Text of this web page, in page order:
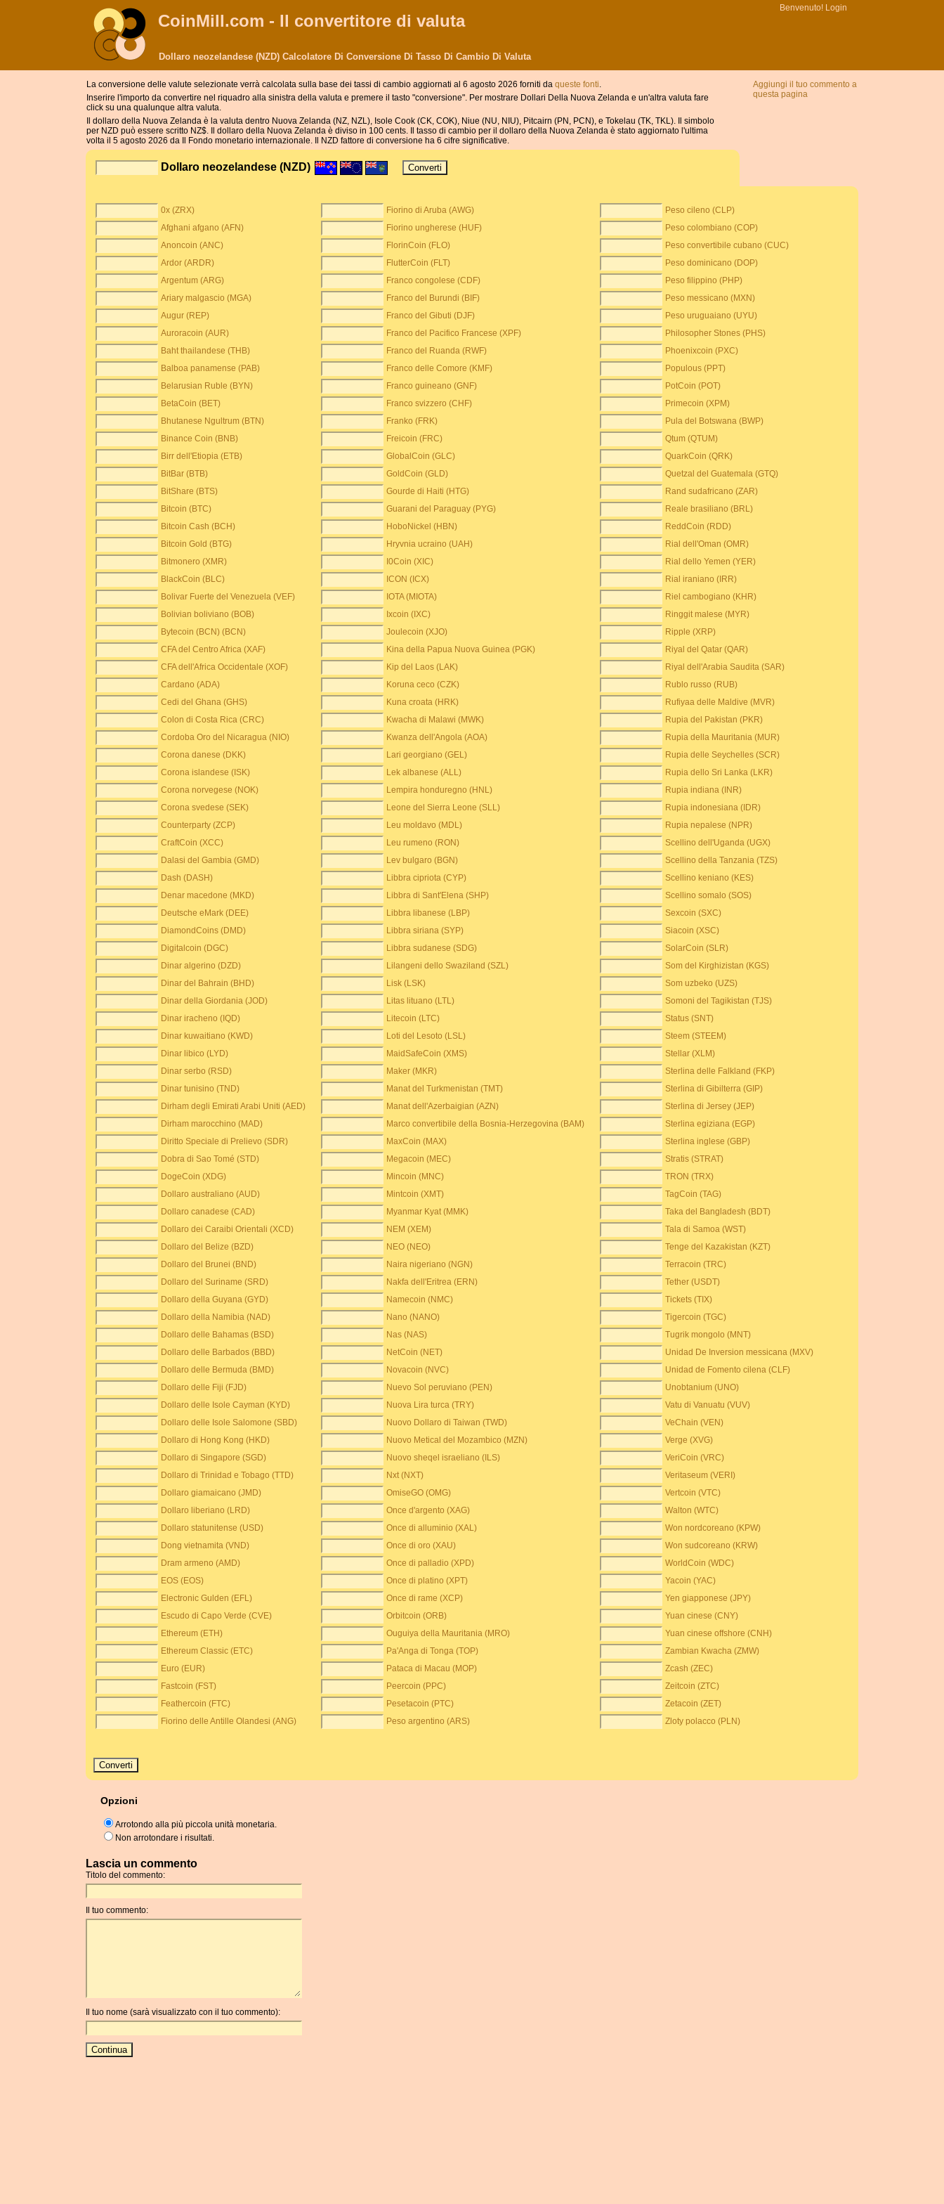
CoinMill.com - Il convertitore di valuta
Benvenuto! Login
Dollaro neozelandese (NZD) Calcolatore Di Conversione Di Tasso Di Cambio Di Valuta
La conversione delle valute selezionate verrà calcolata sulla base dei tassi di cambio aggiornati al 6 agosto 2026 forniti da queste fonti.
Inserire l'importo da convertire nel riquadro alla sinistra della valuta e premere il tasto "conversione". Per mostrare Dollari Della Nuova Zelanda e un'altra valuta fare
click su una qualunque altra valuta.
Il dollaro della Nuova Zelanda è la valuta dentro Nuova Zelanda (NZ, NZL), Isole Cook (CK, COK), Niue (NU, NIU), Pitcairn (PN, PCN), e Tokelau (TK, TKL). Il simbolo
per NZD può essere scritto NZ$. Il dollaro della Nuova Zelanda è diviso in 100 cents. Il tasso di cambio per il dollaro della Nuova Zelanda è stato aggiornato l'ultima
volta il 5 agosto 2026 da Il Fondo monetario internazionale. Il NZD fattore di conversione ha 6 cifre significative.
Aggiungi il tuo commento a
questa pagina
Dollaro neozelandese (NZD)
0x (ZRX) Fiorino di Aruba (AWG)
Peso cileno (CLP)
Afghani afgano (AFN)
Fiorino ungherese (HUF)
Peso colombiano (COP)
Anoncoin (ANC)
FlorinCoin (FLO)
Peso convertibile cubano (CUC)
Ardor (ARDR)
FlutterCoin (FLT)
Peso dominicano (DOP)
Argentum (ARG)
Franco congolese (CDF)
Peso filippino (PHP)
Ariary malgascio (MGA)
Franco del Burundi (BIF)
Peso messicano (MXN)
Augur (REP)
Franco del Gibuti (DJF)
Peso uruguaiano (UYU)
Auroracoin (AUR)
Franco del Pacifico Francese (XPF)
Philosopher Stones (PHS)
Baht thailandese (THB)
Franco del Ruanda (RWF)
Phoenixcoin (PXC)
Balboa panamense (PAB)
Franco delle Comore (KMF)
Populous (PPT)
Belarusian Ruble (BYN)
Franco guineano (GNF)
PotCoin (POT)
BetaCoin (BET)
Franco svizzero (CHF)
Primecoin (XPM)
Bhutanese Ngultrum (BTN)
Franko (FRK)
Pula del Botswana (BWP)
Binance Coin (BNB)
Freicoin (FRC)
Qtum (QTUM)
Birr dell'Etiopia (ETB)
GlobalCoin (GLC)
QuarkCoin (QRK)
BitBar (BTB)
GoldCoin (GLD)
Quetzal del Guatemala (GTQ)
BitShare (BTS)
Gourde di Haiti (HTG)
Rand sudafricano (ZAR)
Bitcoin (BTC)
Guarani del Paraguay (PYG)
Reale brasiliano (BRL)
Bitcoin Cash (BCH)
HoboNickel (HBN)
ReddCoin (RDD)
Bitcoin Gold (BTG)
Hryvnia ucraino (UAH)
Rial dell'Oman (OMR)
Bitmonero (XMR)
I0Coin (XIC)
Rial dello Yemen (YER)
BlackCoin (BLC)
ICON (ICX)
Rial iraniano (IRR)
Bolivar Fuerte del Venezuela (VEF)
IOTA (MIOTA)
Riel cambogiano (KHR)
Bolivian boliviano (BOB)
Ixcoin (IXC)
Ringgit malese (MYR)
Bytecoin (BCN) (BCN)
Joulecoin (XJO)
Ripple (XRP)
CFA del Centro Africa (XAF)
Kina della Papua Nuova Guinea (PGK)
Riyal del Qatar (QAR)
CFA dell'Africa Occidentale (XOF)
Kip del Laos (LAK)
Riyal dell'Arabia Saudita (SAR)
Cardano (ADA)
Koruna ceco (CZK)
Rublo russo (RUB)
Cedi del Ghana (GHS)
Kuna croata (HRK)
Rufiyaa delle Maldive (MVR)
Colon di Costa Rica (CRC)
Kwacha di Malawi (MWK)
Rupia del Pakistan (PKR)
Cordoba Oro del Nicaragua (NIO)
Kwanza dell'Angola (AOA)
Rupia della Mauritania (MUR)
Corona danese (DKK)
Lari georgiano (GEL)
Rupia delle Seychelles (SCR)
Corona islandese (ISK)
Lek albanese (ALL)
Rupia dello Sri Lanka (LKR)
Corona norvegese (NOK)
Lempira honduregno (HNL)
Rupia indiana (INR)
Corona svedese (SEK)
Leone del Sierra Leone (SLL)
Rupia indonesiana (IDR)
Counterparty (ZCP)
Leu moldavo (MDL)
Rupia nepalese (NPR)
CraftCoin (XCC)
Leu rumeno (RON)
Scellino dell'Uganda (UGX)
Dalasi del Gambia (GMD)
Lev bulgaro (BGN)
Scellino della Tanzania (TZS)
Dash (DASH)
Libbra cipriota (CYP)
Scellino keniano (KES)
Denar macedone (MKD)
Libbra di Sant'Elena (SHP)
Scellino somalo (SOS)
Deutsche eMark (DEE)
Libbra libanese (LBP)
Sexcoin (SXC)
DiamondCoins (DMD)
Libbra siriana (SYP)
Siacoin (XSC)
Digitalcoin (DGC)
Libbra sudanese (SDG)
SolarCoin (SLR)
Dinar algerino (DZD)
Lilangeni dello Swaziland (SZL)
Som del Kirghizistan (KGS)
Dinar del Bahrain (BHD)
Lisk (LSK)
Som uzbeko (UZS)
Dinar della Giordania (JOD)
Litas lituano (LTL)
Somoni del Tagikistan (TJS)
Dinar iracheno (IQD)
Litecoin (LTC)
Status (SNT)
Dinar kuwaitiano (KWD)
Loti del Lesoto (LSL)
Steem (STEEM)
Dinar libico (LYD)
MaidSafeCoin (XMS)
Stellar (XLM)
Dinar serbo (RSD)
Maker (MKR)
Sterlina delle Falkland (FKP)
Dinar tunisino (TND)
Manat del Turkmenistan (TMT)
Sterlina di Gibilterra (GIP)
Dirham degli Emirati Arabi Uniti (AED)
Manat dell'Azerbaigian (AZN)
Sterlina di Jersey (JEP)
Dirham marocchino (MAD)
Marco convertibile della Bosnia-Herzegovina (BAM)
Sterlina egiziana (EGP)
Diritto Speciale di Prelievo (SDR)
MaxCoin (MAX)
Sterlina inglese (GBP)
Dobra di Sao Tomé (STD)
Megacoin (MEC)
Stratis (STRAT)
DogeCoin (XDG)
Mincoin (MNC)
TRON (TRX)
Dollaro australiano (AUD)
Mintcoin (XMT)
TagCoin (TAG)
Dollaro canadese (CAD)
Myanmar Kyat (MMK)
Taka del Bangladesh (BDT)
Dollaro dei Caraibi Orientali (XCD)
NEM (XEM)
Tala di Samoa (WST)
Dollaro del Belize (BZD)
NEO (NEO)
Tenge del Kazakistan (KZT)
Dollaro del Brunei (BND)
Naira nigeriano (NGN)
Terracoin (TRC)
Dollaro del Suriname (SRD)
Nakfa dell'Eritrea (ERN)
Tether (USDT)
Dollaro della Guyana (GYD)
Namecoin (NMC)
Tickets (TIX)
Dollaro della Namibia (NAD)
Nano (NANO)
Tigercoin (TGC)
Dollaro delle Bahamas (BSD)
Nas (NAS)
Tugrik mongolo (MNT)
Dollaro delle Barbados (BBD)
NetCoin (NET)
Unidad De Inversion messicana (MXV)
Dollaro delle Bermuda (BMD)
Novacoin (NVC)
Unidad de Fomento cilena (CLF)
Dollaro delle Fiji (FJD)
Nuevo Sol peruviano (PEN)
Unobtanium (UNO)
Dollaro delle Isole Cayman (KYD)
Nuova Lira turca (TRY)
Vatu di Vanuatu (VUV)
Dollaro delle Isole Salomone (SBD)
Nuovo Dollaro di Taiwan (TWD)
VeChain (VEN)
Dollaro di Hong Kong (HKD)
Nuovo Metical del Mozambico (MZN)
Verge (XVG)
Dollaro di Singapore (SGD)
Nuovo sheqel israeliano (ILS)
VeriCoin (VRC)
Dollaro di Trinidad e Tobago (TTD)
Nxt (NXT)
Veritaseum (VERI)
Dollaro giamaicano (JMD)
OmiseGO (OMG)
Vertcoin (VTC)
Dollaro liberiano (LRD)
Once d'argento (XAG)
Walton (WTC)
Dollaro statunitense (USD)
Once di alluminio (XAL)
Won nordcoreano (KPW)
Dong vietnamita (VND)
Once di oro (XAU)
Won sudcoreano (KRW)
Dram armeno (AMD)
Once di palladio (XPD)
WorldCoin (WDC)
EOS (EOS)
Once di platino (XPT)
Yacoin (YAC)
Electronic Gulden (EFL)
Once di rame (XCP)
Yen giapponese (JPY)
Escudo di Capo Verde (CVE)
Orbitcoin (ORB)
Yuan cinese (CNY)
Ethereum (ETH)
Ouguiya della Mauritania (MRO)
Yuan cinese offshore (CNH)
Ethereum Classic (ETC)
Pa'Anga di Tonga (TOP)
Zambian Kwacha (ZMW)
Euro (EUR)
Pataca di Macau (MOP)
Zcash (ZEC)
Fastcoin (FST)
Peercoin (PPC)
Zeitcoin (ZTC)
Feathercoin (FTC)
Pesetacoin (PTC)
Zetacoin (ZET)
Fiorino delle Antille Olandesi (ANG)
Peso argentino (ARS) Zloty polacco (PLN)
Opzioni
Arrotondo alla più piccola unità monetaria.
Non arrotondare i risultati.
Lascia un commento
Titolo del commento:
Il tuo commento:
Il tuo nome (sarà visualizzato con il tuo commento):